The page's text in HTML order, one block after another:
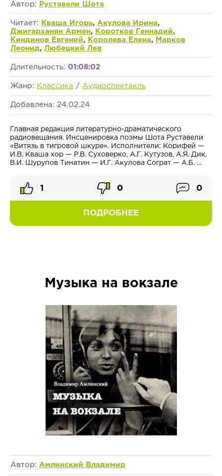
Автор: Руставели Шота
Читает: Кваша Игорь, Акулова Ирина,
Джигарханян Армен, Коротков Геннадий,
Киндинов Евгений, Королева Елена,
Марков
Леонид, Любецкий Лев
Длительность: 01:08:02
Жанр: Классика / Аудиоспектакль
Добавлена: 24.02.24
Главная редакция литературно-драматического
радиовещания. Инсценировка поэмы Шота Руставели
«Витязь в тигровой шкуре». Исполнители: Корифей —
И.В. Кваша хор — Р.В. Суховерко, А.Г. Кутузов, А.Я. Дик,
В.И. Шурупов Тинатин — И.Г. Акулова Сограт — А.Б. ...
ПОДРОБНЕЕ
1 0 0
Музыка на вокзале
Автор: Амлинский Владимир